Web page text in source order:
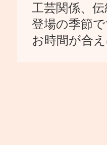
工芸関係、
登場の季節
お時間が合